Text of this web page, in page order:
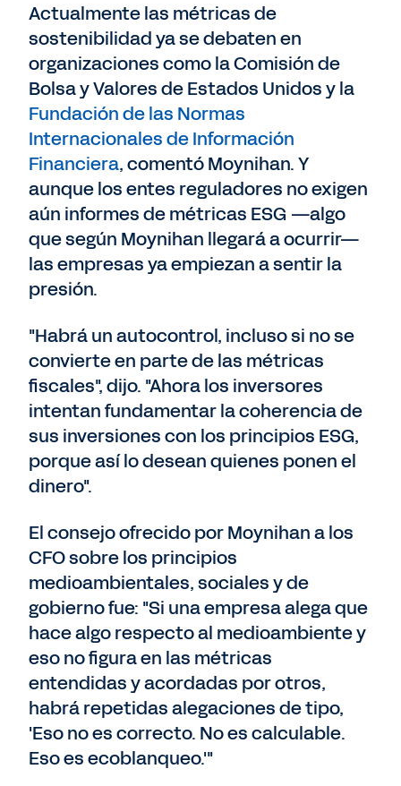
Actualmente las métricas de
sostenibilidad ya se debaten en
organizaciones como la Comisión de
Bolsa y Valores de Estados Unidos y la
Fundación de las Normas
Internacionales de Información
Financiera, comentó Moynihan. Y
aunque los entes reguladores no exigen
aún informes de métricas ESG —algo
que según Moynihan llegará a ocurrir—
las empresas ya empiezan a sentir la
presión.
"Habrá un autocontrol, incluso si no se
convierte en parte de las métricas
fiscales", dijo. "Ahora los inversores
intentan fundamentar la coherencia de
sus inversiones con los principios ESG,
porque así lo desean quienes ponen el
dinero".
El consejo ofrecido por Moynihan a los
CFO sobre los principios
medioambientales, sociales y de
gobierno fue: "Si una empresa alega que
hace algo respecto al medioambiente y
eso no figura en las métricas
entendidas y acordadas por otros,
habrá repetidas alegaciones de tipo,
'Eso no es correcto. No es calculable.
Eso es ecoblanqueo.'"